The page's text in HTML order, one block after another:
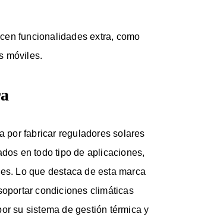
funcionalidades extra, como
móviles.
por fabricar reguladores solares
en todo tipo de aplicaciones,
Lo que destaca de esta marca
condiciones climáticas
su sistema de gestión térmica y